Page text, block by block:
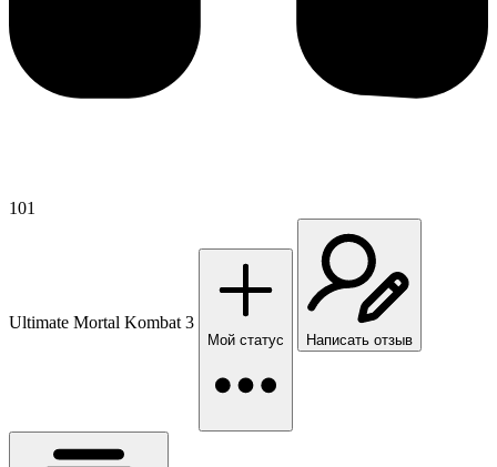
101
Ultimate Mortal Kombat 3
Мой статус Написать отзыв